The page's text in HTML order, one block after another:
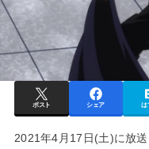
ポスト シェア は
2021年4月17日(土)に放